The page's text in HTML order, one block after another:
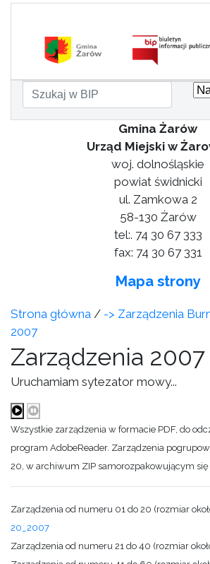
Gmina Żarów
Urząd Miejski w
woj. dolnośląskie
powiat świdnicki
ul. Zamkowa 2
58-130 Żarów
tel:. 74 30 67 333
fax: 74 30 67 331
Mapa strony
Strona główna / -> Zarządzenia
2007
Zarządzenia 2007
Uruchamiam sytezator mowy...
Wszystkie zarządzenia w formacie PDF, do
program AdobeReader. Zarządzenia
20, w archiwum ZIP samorozpakowującym się
Zarządzenia od numeru 01 do 20 (rozmiar
20_2007
Zarządzenia od numeru 21 do 40 (rozmiar